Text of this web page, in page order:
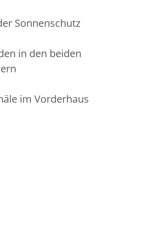
Sonnen­schutz
in den beiden
im Vorder­haus